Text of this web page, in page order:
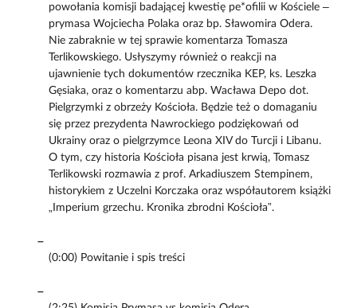
powołania komisji badającej kwestię pe*ofilii w Kościele –
prymasa Wojciecha Polaka oraz bp. Sławomira Odera.
Nie zabraknie w tej sprawie komentarza Tomasza
Terlikowskiego. Usłyszymy również o reakcji na
ujawnienie tych dokumentów rzecznika KEP, ks. Leszka
Gęsiaka, oraz o komentarzu abp. Wacława Depo dot.
Pielgrzymki z obrzeży Kościoła. Będzie też o domaganiu
się przez prezydenta Nawrockiego podziękowań od
Ukrainy oraz o pielgrzymce Leona XIV do Turcji i Libanu.
O tym, czy historia Kościoła pisana jest krwią, Tomasz
Terlikowski rozmawia z prof. Arkadiuszem Stempinem,
historykiem z Uczelni Korczaka oraz współautorem książki
„Imperium grzechu. Kronika zbrodni Kościoła”.
(0:00) Powitanie i spis treści